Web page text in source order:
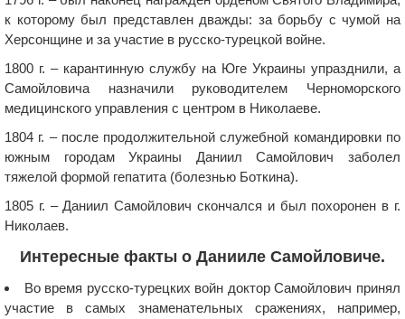
к которому был представлен дважды: за борьбу с чумой на
Херсонщине и за участие в русско-турецкой войне.
1800 г. – карантинную службу на Юге Украины упразднили, а
Самойловича назначили руководителем Черноморского
медицинского управления с центром в Николаеве.
1804 г. – после продолжительной служебной командировки по
южным городам Украины Даниил Самойлович заболел
тяжелой формой гепатита (болезнью Боткина).
1805 г. – Даниил Самойлович скончался и был похоронен в г.
Николаев.
Интересные факты о Данииле Самойловиче.
Во время русско-турецких войн доктор Самойлович принял
участие в самых знаменательных сражениях, например,